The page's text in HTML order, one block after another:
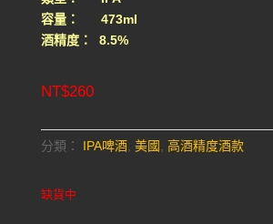
容量： 473ml
酒精度： 8.5%
NT$260
分類： IPA啤酒, 美國, 高酒精度酒款
缺貨中